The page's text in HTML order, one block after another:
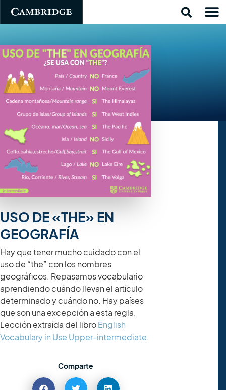
USO DE «THE» EN
GEOGRAFÍA
Hay que tener mucho cuidado con el
uso de “the” con los nombres
geográficos. Repasamos vocabulario
aprendiendo cuándo llevan el artículo
determinado y cuándo no. Hay países
que son una excepción a esta regla.
Lección extraída del libroEnglish
Vocabulary in Use Upper-intermediate.
Comparte